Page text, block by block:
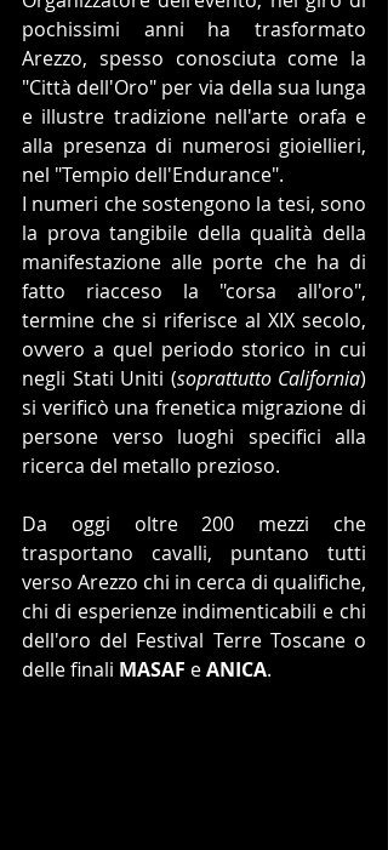
pochissimi anni ha trasformato
Arezzo, spesso conosciuta come la
"Città dell'Oro" per via della sua lunga
e illustre tradizione nell'arte orafa e
alla presenza di numerosi gioiellieri,
nel "Tempio dell'Endurance".
I numeri che sostengono la tesi, sono
la prova tangibile della qualità della
manifestazione alle porte che ha di
fatto riacceso la "corsa all'oro",
termine che si riferisce al XIX secolo,
ovvero a quel periodo storico in cui
negli Stati Uniti (soprattutto California)
si verificò una frenetica migrazione di
persone verso luoghi specifici alla
ricerca del metallo prezioso.
Da oggi oltre 200 mezzi che
trasportano cavalli, puntano tutti
verso Arezzo chi in cerca di qualifiche,
chi di esperienze indimenticabili e chi
dell'oro del Festival Terre Toscane o
delle finali MASAF e ANICA.